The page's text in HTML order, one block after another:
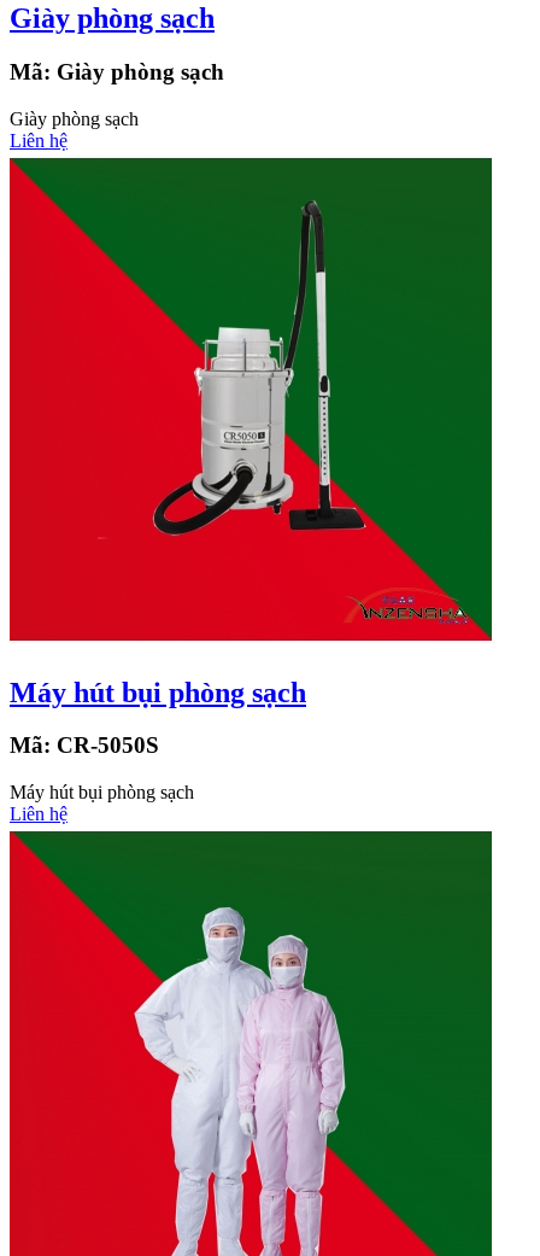
Giày phòng sạch
Mã: Giày phòng sạch
Giày phòng sạch
Liên hệ
Máy hút bụi phòng sạch
Mã: CR-5050S
Máy hút bụi phòng sạch
Liên hệ